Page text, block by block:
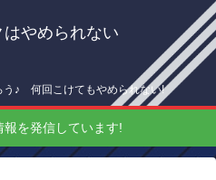
はやめられない
♪ 何回こけてもやめられない!
報を発信しています!